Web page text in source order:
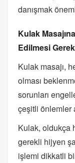
danışmak
Kulak
Edilmesi
Kulak masajı,
olması
sorunları
çeşitli önlemler
Kulak, oldukça
gerekli hijyen
işlemi dikkatli